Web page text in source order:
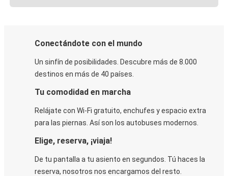
Conectándote con el mundo
Un sinfín de posibilidades. Descubre más de 8.000
destinos en más de 40 países.
Tu comodidad en marcha
Relájate con Wi-Fi gratuito, enchufes y espacio extra
para las piernas. Así son los autobuses modernos.
Elige, reserva, ¡viaja!
De tu pantalla a tu asiento en segundos. Tú haces la
reserva, nosotros nos encargamos del resto.